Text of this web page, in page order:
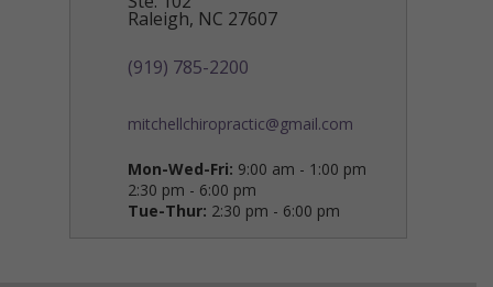
Raleigh, NC 27607
(919) 785-2200
mitchellchiropractic@gmail.com
Mon-Wed-Fri: 9:00 am - 1:00 pm
2:30 pm - 6:00 pm
Tue-Thur: 2:30 pm - 6:00 pm